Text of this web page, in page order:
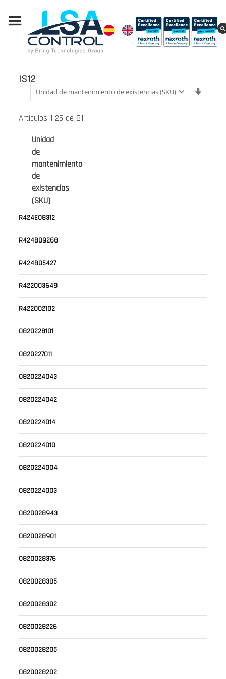
IS12
Artículos1-25 de 81
Unidad
de
mantenimiento
de
existencias
(SKU)
R424E08312
R424B09268
R424B05427
R422003649
R422002102
0820228101
0820227011
0820224043
0820224042
0820224014
0820224010
0820224004
0820224003
0820028943
0820028901
0820028376
0820028305
0820028302
0820028226
0820028205
0820028202